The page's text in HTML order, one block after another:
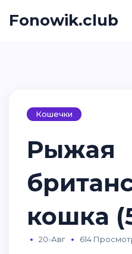
Fonowik.club
Кошечки
Рыжая
кошка
20-Авг 614